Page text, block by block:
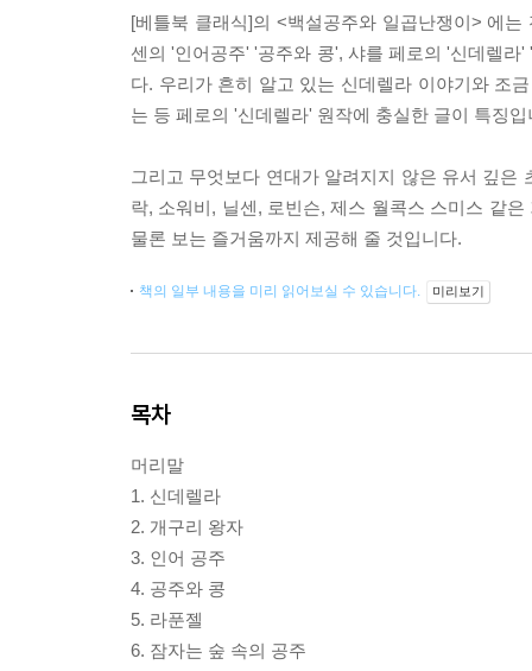
[베틀북 클래식]의 <백설공주와 일곱난쟁이> 에
센의 '인어공주' '공주와 콩', 샤를 페로의 '신데렐
다. 우리가 흔히 알고 있는 신데렐라 이야기와 조
는 등 페로의 '신데렐라' 원작에 충실한 글이 특징입
그리고 무엇보다 연대가 알려지지 않은 유서 깊은
락, 소워비, 닐센, 로빈슨, 제스 월콕스 스미스 같
물론 보는 즐거움까지 제공해 줄 것입니다.
책의 일부 내용을 미리 읽어보실 수 있습니다. 미리보기
목차
머리말
1. 신데렐라
2. 개구리 왕자
3. 인어 공주
4. 공주와 콩
5. 라푼젤
6. 잠자는 숲 속의 공주